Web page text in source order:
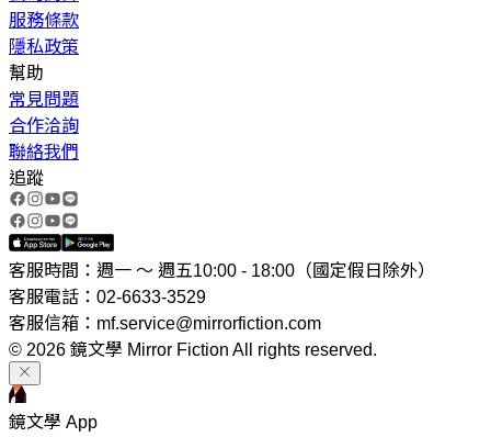
服務條款
隱私政策
幫助
常見問題
合作洽詢
聯絡我們
追蹤
客服時間：週一 ～ 週五10:00 - 18:00（國定假日除外）
客服電話：02-6633-3529
客服信箱：mf.service@mirrorfiction.com
© 2026 鏡文學 Mirror Fiction All rights reserved.
鏡文學 App